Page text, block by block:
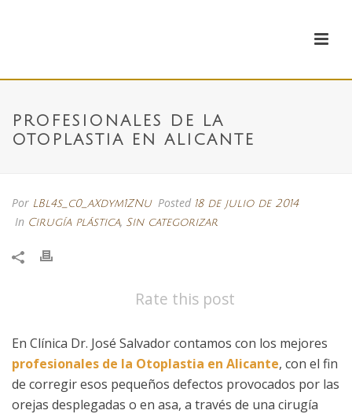
PROFESIONALES DE LA
OTOPLASTIA EN ALICANTE
Por LBl4s_c0_aXdym1ZNu Posted 18 de julio de 2014
In Cirugía plástica, Sin categorizar
Rate this post
En Clínica Dr. José Salvador contamos con los mejores
profesionales de la Otoplastia en Alicante, con el fin
de corregir esos pequeños defectos provocados por las
orejas desplegadas o en asa, a través de una cirugía